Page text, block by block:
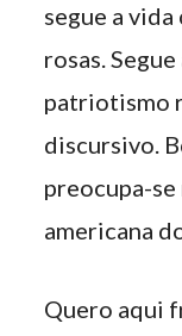
segue a
rosas.
patriotismo
discursivo.
preocupa-
americana
Quero aqui